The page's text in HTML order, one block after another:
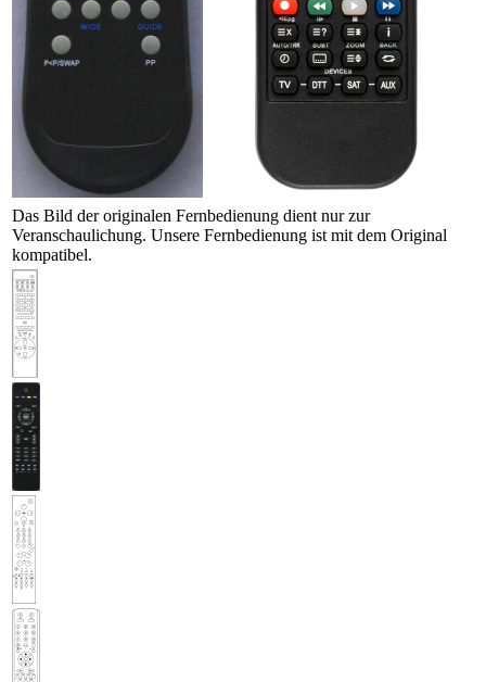
Das Bild der originalen Fernbedienung dient nur zur
Veranschaulichung. Unsere Fernbedienung ist mit dem Original
kompatibel.